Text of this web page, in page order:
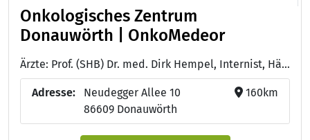
Onkologisches Zentrum
Donauwörth | OnkoMedeor
Ärzte: Prof. (SHB) Dr. med. Dirk Hempel, Internist, Hämatologe, Onkologe, Palliativmediziner - Bastian Fleischmann, Facharzt für Innere Medizin, Hämatologie und Onkologie - Doctor of Medicine D.M. (Univ. Neu Delhi) Arun Garg, Facharzt für Innere Medizin, Hämatologie und Onkologie
Adresse:
Neudegger Allee 10
86609 Donauwörth
160km